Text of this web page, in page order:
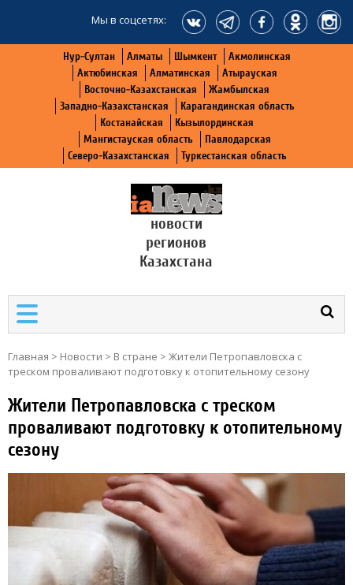
Мы в соцсетях:
Нур-Султан Алматы Шымкент
Акмолинская
Актюбинская
Алматинская
Атырауская
Восточно-Казахстанская
Жамбылская
Западно-Казахстанская
Карагандинская область
Костанайская
Кызылординская
Мангистауская область
Павлодарская
Северо-Казахстанская
Туркестанская область
новости
регионов
Казахстана
Главная > Новости > В стране > Жители Петропавловска с
треском проваливают подготовку к отопительному сезону
Жители Петропавловска с треском
проваливают подготовку к отопительному
сезону